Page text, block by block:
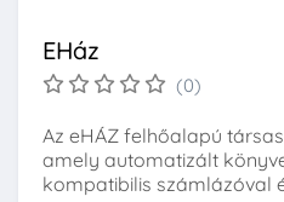
EHáz
(0)
Az eHÁZ felhőalapú
amely automatizált
kompatibilis számlázóval